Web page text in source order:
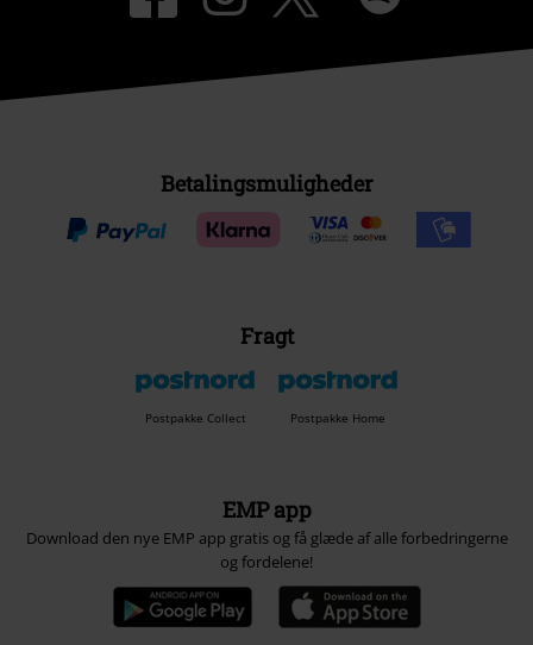
Betalingsmuligheder
Fragt
Postpakke Collect Postpakke Home
EMP app
Download den nye EMP app gratis og få glæde af alle forbedringerne
og fordelene!